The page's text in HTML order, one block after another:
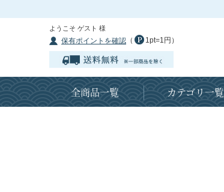
ようこそ ゲスト 様
保有ポイントを確認 （ 1pt=1円）
全商品一覧 カテゴリ一覧